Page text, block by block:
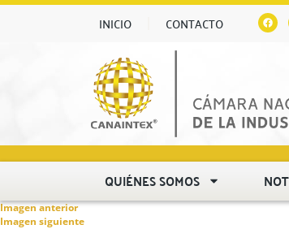
INICIO CONTACTO
QUIÉNES SOMOS
Imagen anterior
Imagen siguiente